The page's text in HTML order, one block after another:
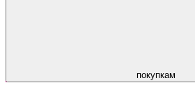
покупкам